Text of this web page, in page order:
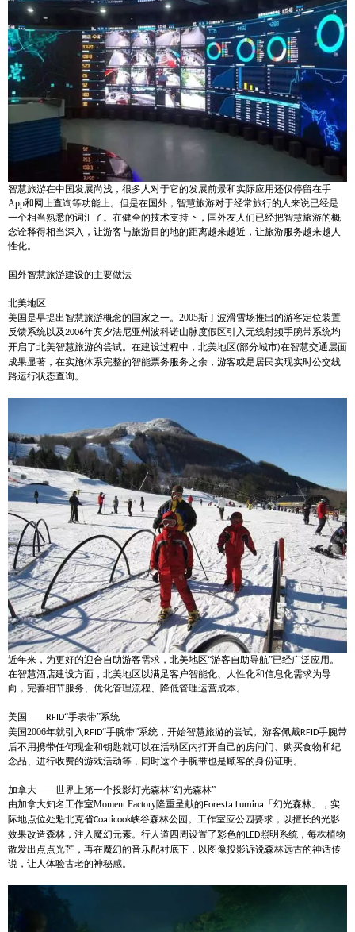
智慧旅游在中国发展尚浅，很多人对于它的发展前景和实际应用还仅停留在手
App和网上查询等功能上。但是在国外，智慧旅游对于经常旅行的人来说已经是
一个相当熟悉的词汇了。在健全的技术支持下，国外友人们已经把智慧旅游的概
念诠释得相当深入，让游客与旅游目的地的距离越来越近，让旅游服务越来越人
性化。
国外智慧旅游建设的主要做法
北美地区
美国是早提出智慧旅游概念的国家之一。 2005斯丁波滑雪场推出的游客定位装置
反馈系统以及2006年宾夕法尼亚州波科诺山脉度假区引入无线射频手腕带系统均
开启了北美智慧旅游的尝试。在建设过程中，北美地区(部分城市)在智慧交通层面
成果显著，在实施体系完整的智能票务服务之余，游客或是居民实现实时公交线
路运行状态查询。
近年来，为更好的迎合自助游客需求，北美地区“游客自助导航”已经广泛应用。
在智慧酒店建设方面，北美地区以满足客户智能化、人性化和信息化需求为导
向，完善细节服务、优化管理流程、降低管理运营成本。
美国——RFID“手表带”系统
美国2006年就引入 RFID“手腕带”系统，开始智慧旅游的尝试。游客佩戴RFID手腕带
后不用携带任何现金和钥匙就可以在活动区内打开自己的房间门、购买食物和纪
念品、进行收费的游戏活动等，同时这个手腕带也是顾客的身份证明。
加拿大——世界上第一个投影灯光森林“幻光森林”
由加拿大知名工作室Moment Factory隆重呈献的Foresta Lumina
「幻光森林」，实
际地点位处魁北克省Coaticook峡谷森林公园。工作室应公园要求，以擅长的光影
效果改造森林，注入魔幻元素。行人道四周设置了彩色的LED照明系统，每株植物
散发出点点光芒，再在魔幻的音乐配衬底下，以图像投影诉说森林远古的神话传
说，让人体验古老的神秘感。